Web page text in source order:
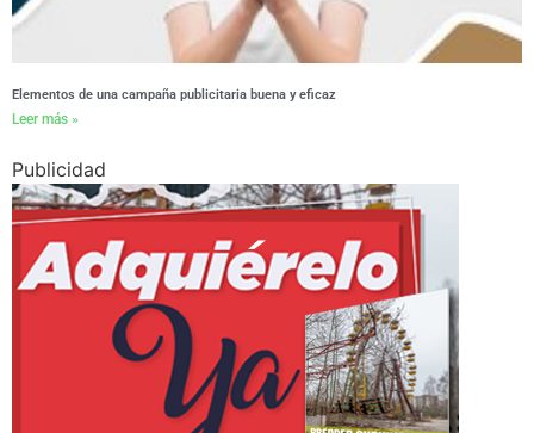
Elementos de una campaña publicitaria buena y eficaz
Leer más »
Publicidad